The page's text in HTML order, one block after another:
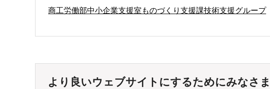
商工労働部中小企業支援室ものづくり支援課技術支援グループ
より良いウェブサイトにするためにみなさ